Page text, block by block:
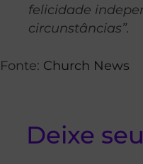
felicidade
circunstâncias”.
Fonte: Church News
Deixe